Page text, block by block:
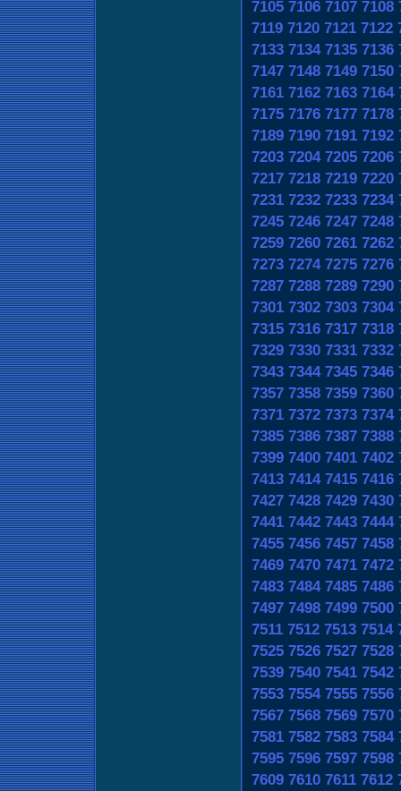
7105 7106 7107 7108
7119 7120 7121 7122
7133 7134 7135 7136
7147 7148 7149 7150
7161 7162 7163 7164
7175 7176 7177 7178
7189 7190 7191 7192
7203 7204 7205 7206
7217 7218 7219 7220
7231 7232 7233 7234
7245 7246 7247 7248
7259 7260 7261 7262
7273 7274 7275 7276
7287 7288 7289 7290
7301 7302 7303 7304
7315 7316 7317 7318
7329 7330 7331 7332
7343 7344 7345 7346
7357 7358 7359 7360
7371 7372 7373 7374
7385 7386 7387 7388
7399 7400 7401 7402
7413 7414 7415 7416
7427 7428 7429 7430
7441 7442 7443 7444
7455 7456 7457 7458
7469 7470 7471 7472
7483 7484 7485 7486
7497 7498 7499 7500
7511 7512 7513 7514
7525 7526 7527 7528
7539 7540 7541 7542
7553 7554 7555 7556
7567 7568 7569 7570
7581 7582 7583 7584
7595 7596 7597 7598
7609 7610 7611 7612